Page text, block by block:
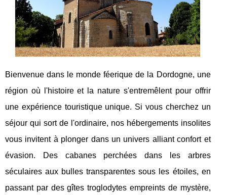
Bienvenue dans le monde féerique de la Dordogne, une
région où l'histoire et la nature s'entremêlent pour offrir
une expérience touristique unique. Si vous cherchez un
séjour qui sort de l'ordinaire, nos hébergements insolites
vous invitent à plonger dans un univers alliant confort et
évasion. Des cabanes perchées dans les arbres
séculaires aux bulles transparentes sous les étoiles, en
passant par des gîtes troglodytes empreints de mystère,